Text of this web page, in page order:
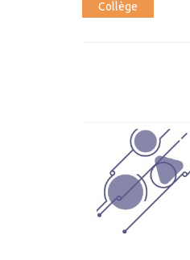
Collège